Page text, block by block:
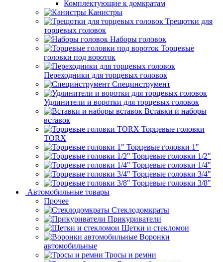
Комплектующие к домкратам
Канистры
Трещотки для
торцевых головок
Наборы головок
Торцевые
головки под вороток
Переходники для торцевых головок
Специнструмент
Удлинители и воротки для торцевых головок
Вставки и наборы
вставок
Торцевые головки
TORX
Торцевые головки 1"
Торцевые головки 1/2"
Торцевые головки 1/4"
Торцевые головки 3/4"
Торцевые головки 3/8"
Автомобильные товары
Прочее
Стеклодомкраты
Прикуриватели
Щетки и стекломои
Воронки
автомобильные
Тросы и ремни